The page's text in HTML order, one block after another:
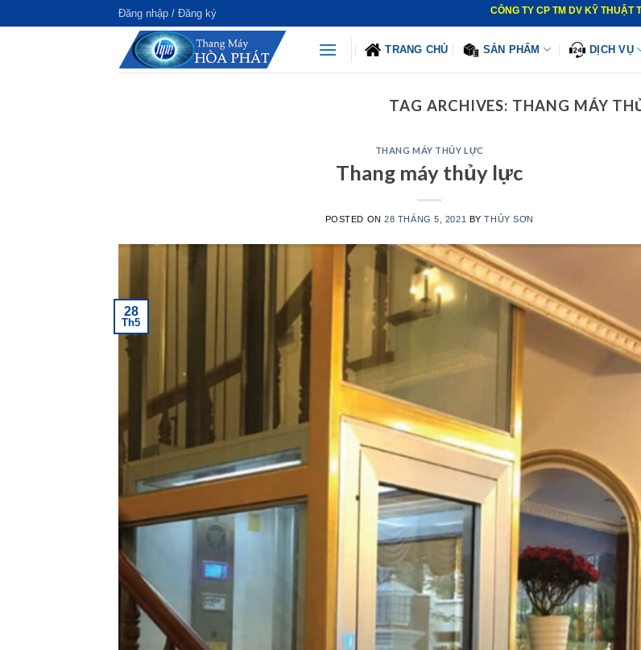
Đăng nhập / Đăng ký CÔNG TY CP TM DV KỸ THUẬT
TRANG CHỦ SẢN PHẨM DỊCH VỤ
TAG ARCHIVES: THANG MÁY
THANG MÁY THỦY LỰC
Thang máy thủy lực
POSTED ON28 THÁNG 5, 2021 BYTHỦY SƠN
28
Th5